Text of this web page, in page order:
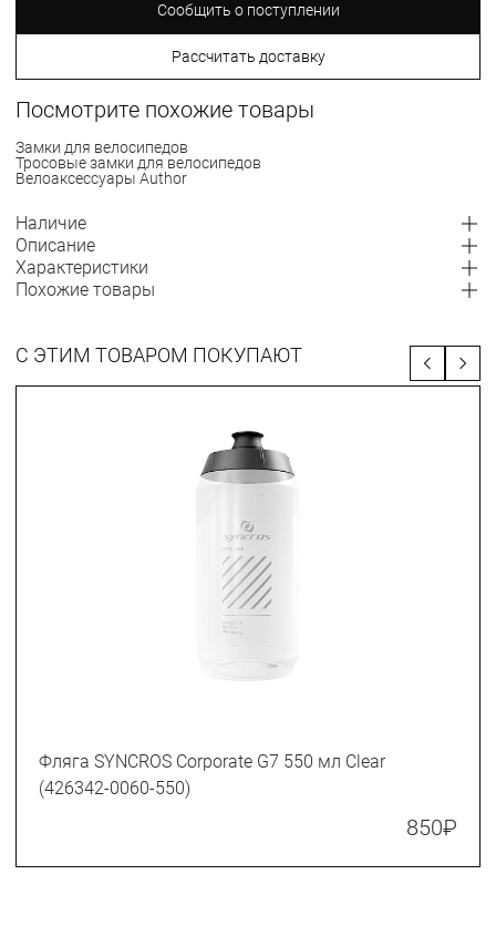
Сообщить о поступлении
Рассчитать доставку
Посмотрите похожие товары
Замки для велосипедов
Тросовые замки для велосипедов
Велоаксессуары Author
Наличие
Описание
Характеристики
Похожие товары
С ЭТИМ ТОВАРОМ ПОКУПАЮТ
Фляга SYNCROS Corporate G7 550 мл Clear
(426342-0060-550)
850₽